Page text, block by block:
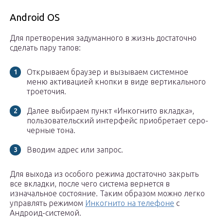
Android OS
Для претворения задуманного в жизнь достаточно
сделать пару тапов:
Открываем браузер и вызываем системное
меню активацией кнопки в виде вертикального
троеточия.
Далее выбираем пункт «Инкогнито вкладка»,
пользовательский интерфейс приобретает серо-
черные тона.
Вводим адрес или запрос.
Для выхода из особого режима достаточно закрыть
все вкладки, после чего система вернется в
изначальное состояние. Таким образом можно легко
управлять режимом Инкогнито на телефоне с
Андроид-системой.